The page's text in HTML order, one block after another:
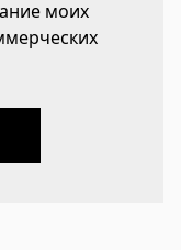
моих